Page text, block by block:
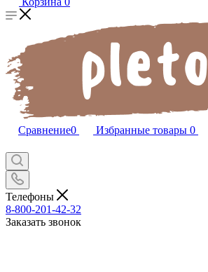
Сравнение0 Избранные товары 0
Телефоны
8-800-201-42-32
Заказать звонок